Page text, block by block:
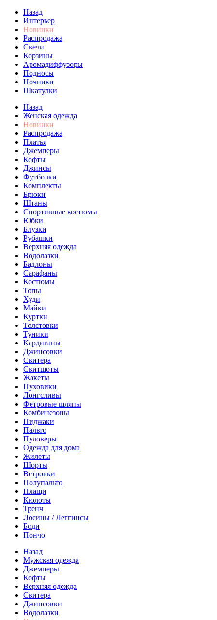
Назад
Интерьер
Новинки
Распродажа
Свечи
Корзины
Аромадиффузоры
Подносы
Ночники
Шкатулки
Назад
Женская одежда
Новинки
Распродажа
Платья
Джемперы
Кофты
Джинсы
Футболки
Комплекты
Брюки
Штаны
Спортивные костюмы
Юбки
Блузки
Рубашки
Верхняя одежда
Водолазки
Бадлоны
Сарафаны
Костюмы
Топы
Худи
Майки
Куртки
Толстовки
Туники
Кардиганы
Джинсовки
Свитера
Свитшоты
Жакеты
Пуховики
Лонгсливы
Фетровые шляпы
Комбинезоны
Пиджаки
Пальто
Пуловеры
Одежда для дома
Жилеты
Шорты
Ветровки
Полупальто
Плащи
Кюлоты
Тренч
Лосины / Леггинсы
Боди
Пончо
Назад
Мужская одежда
Джемперы
Кофты
Верхняя одежда
Свитера
Джинсовки
Водолазки